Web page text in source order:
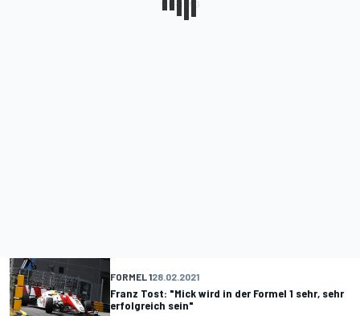
FORMEL 128.02.2021
Franz Tost: "Mick wird in der Formel 1 sehr, sehr
erfolgreich sein"